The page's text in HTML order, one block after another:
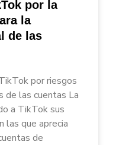
por la
la
de las
por riesgos
de las cuentas La
a TikTok sus
las que aprecia
de